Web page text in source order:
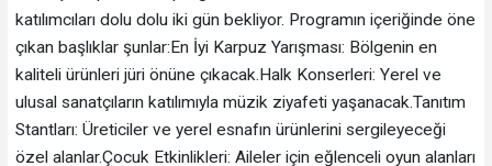
katılımcıları dolu dolu iki gün bekliyor. Programın içeriğinde öne
çıkan başlıklar şunlar:​En İyi Karpuz Yarışması: Bölgenin en
kaliteli ürünleri jüri önüne çıkacak.​Halk Konserleri: Yerel ve
ulusal sanatçıların katılımıyla müzik ziyafeti yaşanacak.​Tanıtım
Stantları: Üreticiler ve yerel esnafın ürünlerini sergileyeceği
özel alanlar.​Çocuk Etkinlikleri: Aileler için eğlenceli oyun alanları